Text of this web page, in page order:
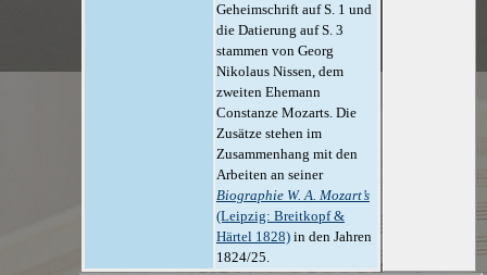
Geheimschrift auf S. 1 und
die Datierung auf S. 3
stammen von Georg
Nikolaus Nissen, dem
zweiten Ehemann
Constanze Mozarts. Die
Zusätze stehen im
Zusammenhang mit den
Arbeiten an seiner
Biographie W. A. Mozart’s
(Leipzig: Breitkopf &
Härtel 1828) in den Jahren
1824/25.